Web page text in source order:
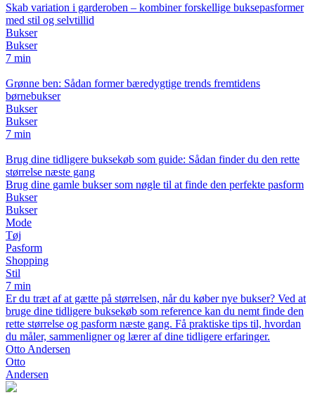
Skab variation i garderoben – kombiner forskellige buksepasformer
med stil og selvtillid
Bukser
Bukser
7 min
Grønne ben: Sådan former bæredygtige trends fremtidens
børnebukser
Bukser
Bukser
7 min
Brug dine tidligere buksekøb som guide: Sådan finder du den rette
størrelse næste gang
Brug dine gamle bukser som nøgle til at finde den perfekte pasform
Bukser
Bukser
Mode
Tøj
Pasform
Shopping
Stil
7 min
Er du træt af at gætte på størrelsen, når du køber nye bukser? Ved at
bruge dine tidligere buksekøb som reference kan du nemt finde den
rette størrelse og pasform næste gang. Få praktiske tips til, hvordan
du måler, sammenligner og lærer af dine tidligere erfaringer.
Otto Andersen
Otto
Andersen